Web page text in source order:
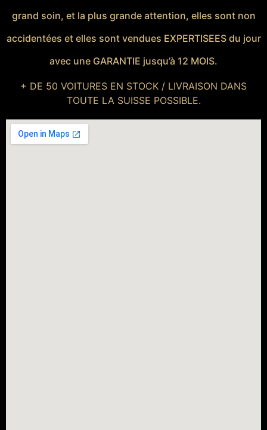
grand soin, et la plus grande attention, elles sont non
accidentées et elles sont vendues EXPERTISEES du jour
avec une GARANTIE jusqu’à 12 MOIS.
+ DE 50 VOITURES EN STOCK / LIVRAISON DANS
TOUTE LA SUISSE POSSIBLE.